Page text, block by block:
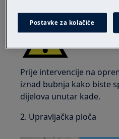
Prije intervencije na
iznad bubnja kako biste
dijelova unutar kade.
2. Upravljačka ploča
Postavke za kolačiće